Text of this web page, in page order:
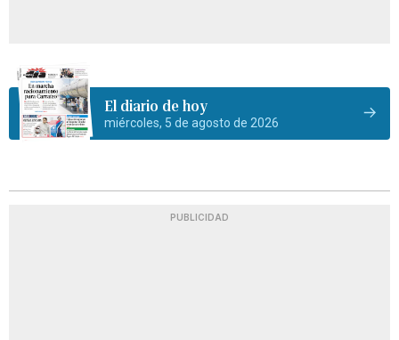
El diario de hoy
miércoles, 5 de agosto de 2026
PUBLICIDAD